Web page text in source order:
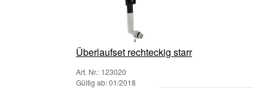
Überlaufset rechteckig starr
Art. Nr.: 123020
Gültig ab: 01/2018